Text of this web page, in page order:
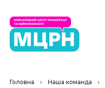
Головна › Наша команда ›